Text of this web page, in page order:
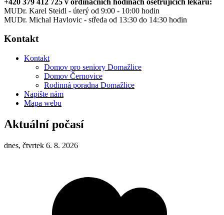
MUDr. Karel Steidl - úterý od 9:00 - 10:00 hodin
MUDr. Michal Havlovic - středa od 13:30 do 14:30 hodin
Kontakt
Kontakt
Domov pro seniory Domažlice
Domov Černovice
Rodinná poradna Domažlice
Napište nám
Mapa webu
Aktuální počasí
dnes, čtvrtek 6. 8. 2026